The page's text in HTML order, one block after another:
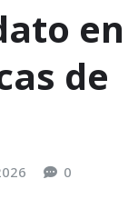
en
de
0